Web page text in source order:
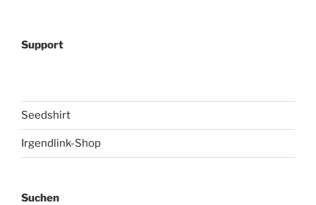
Support
Seedshirt
Irgendlink-Shop
Suchen